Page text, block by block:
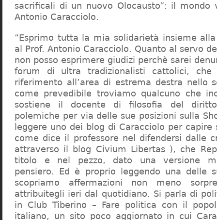
sacrificali di un nuovo Olocausto”: il mondo
Antonio Caracciolo.
“Esprimo tutta la mia solidarietà insieme
al Prof. Antonio Caracciolo. Quanto al servo
non posso esprimere giudizi perchè sarei
forum di ultra tradizionalisti cattolici,
riferimento all’area di estrema destra nello
come prevedibile troviamo qualcuno che
sostiene il docente di filosofia del
polemiche per via delle sue posizioni sulla
leggere uno dei blog di Caracciolo per
come dice il professore nel difendersi dalle
attraverso il blog Civium Libertas ), che
titolo e nel pezzo, dato una versione
pensiero. Ed è proprio leggendo una delle
scopriamo affermazioni non meno
attribuitegli ieri dal quotidiano. Si parla di
in Club Tiberino – Fare politica con il
italiano, un sito poco aggiornato in cui